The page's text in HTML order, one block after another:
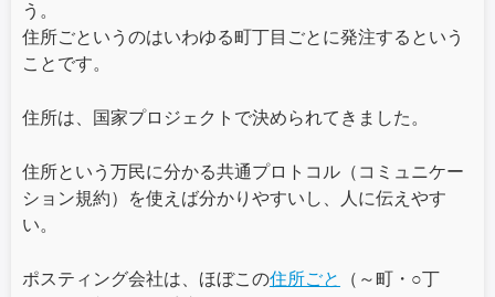
う。
住所ごというのはいわゆる町丁目ごとに発注するという
ことです。
住所は、国家プロジェクトで決められてきました。
住所という万民に分かる共通プロトコル（コミュニケー
ション規約）を使えば分かりやすいし、人に伝えやす
い。
ポスティング会社は、ほぼこの住所ごと
（～町・○丁